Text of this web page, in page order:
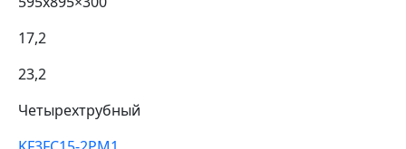
17,2
23,2
Четырехтрубный